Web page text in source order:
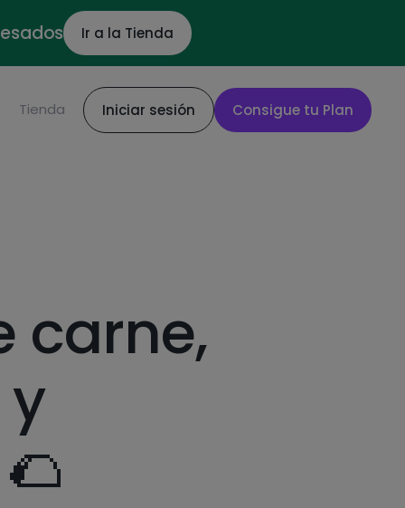
Ir a la Tienda
Tienda Iniciar sesión Consigue tu Plan
carne,